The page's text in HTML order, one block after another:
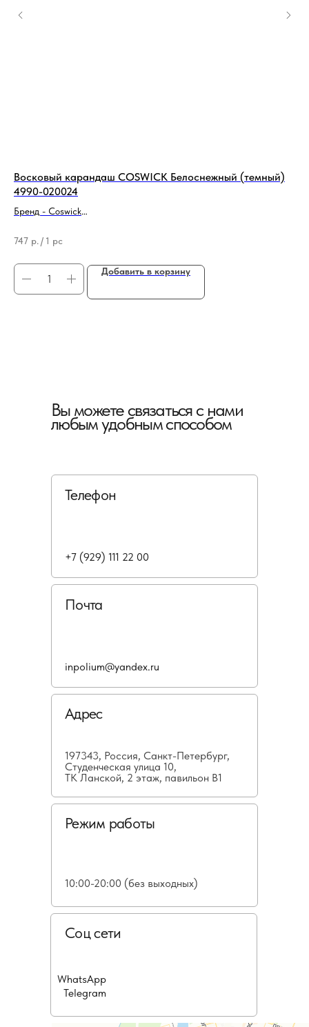
Восковый карандаш COSWICK Белоснежный (темный)
4990-020024
Бренд - Coswick
747 р. / 1 pc
Добавить в корзину
Вы можете связаться с нами
любым удобным способом
Телефон
Почта
Адрес
197343, Россия, Санкт-Петербург,
Студенческая улица 10,
ТК Ланской, 2 этаж, павильон В1
Режим работы
10:00-20:00 (без выходных)
Соц сети
+7 (929) 111 22 00
inpolium@yandex.ru
WhatsApp
Telegram